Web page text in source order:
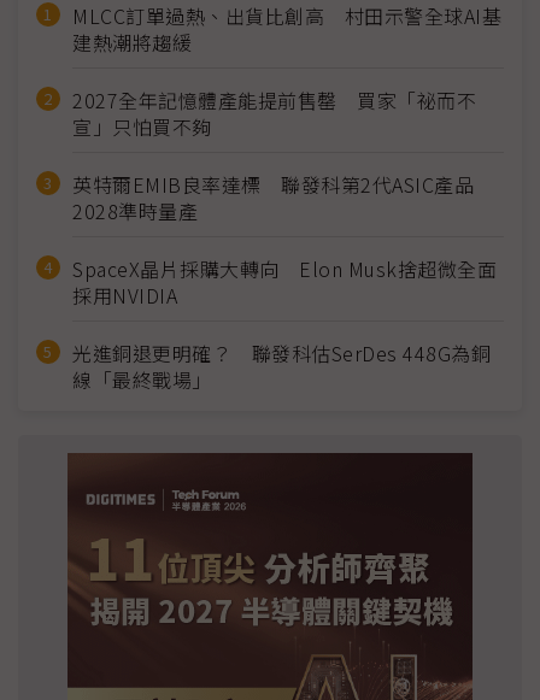
MLCC訂單過熱、出貨比創高 村田示警全球AI基
建熱潮將趨緩
2027全年記憶體產能提前售罄 買家「祕而不
宣」只怕買不夠
英特爾EMIB良率達標 聯發科第2代ASIC產品
2028準時量產
SpaceX晶片採購大轉向 Elon Musk捨超微全面
採用NVIDIA
光進銅退更明確？ 聯發科估SerDes 448G為銅
線「最終戰場」